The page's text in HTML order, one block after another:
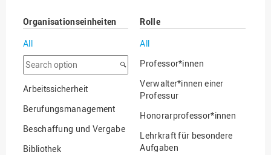
Organisationseinheiten
All
Search
option
Arbeitssicherheit
Berufungsmanagement
Beschaffung und Vergabe
Bibliothek
Rolle
All
Professor*innen
Verwalter*innen einer
Professur
Honorarprofessor*innen
Lehrkraft für besondere
Aufgaben